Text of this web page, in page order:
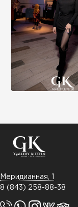
Меридианная, 1
8 (843) 258-88-38